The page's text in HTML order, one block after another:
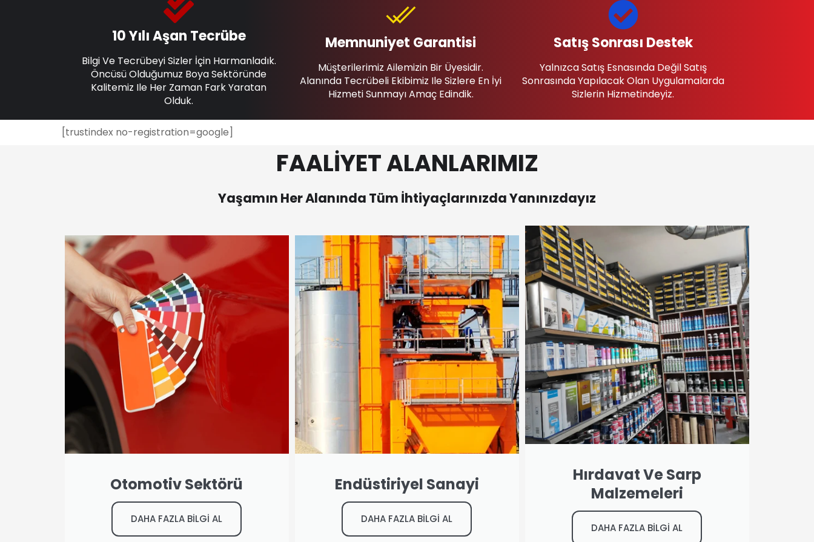
10 Yılı Aşan Tecrübe
Bilgi Ve Tecrübeyi Sizler İçin Harmanladık.
Öncüsü Olduğumuz Boya Sektöründe
Kalitemiz Ile Her Zaman Fark Yaratan
Olduk.
Memnuniyet Garantisi
Müşterilerimiz Ailemizin Bir Üyesidir.
Alanında Tecrübeli Ekibimiz Ile Sizlere En İyi
Hizmeti Sunmayı Amaç Edindik.
Satış Sonrası Destek
Yalnızca Satış Esnasında Değil Satış
Sonrasında Yapılacak Olan Uygulamalarda
Sizlerin Hizmetindeyiz.
[trustindex no-registration=google]
FAALİYET ALANLARIMIZ
Yaşamın Her Alanında Tüm İhtiyaçlarınızda Yanınızdayız
Otomotiv Sektörü
DAHA FAZLA BİLGİ AL
Endüstiriyel Sanayi
DAHA FAZLA BİLGİ AL
Hırdavat Ve Sarp
Malzemeleri
DAHA FAZLA BİLGİ AL